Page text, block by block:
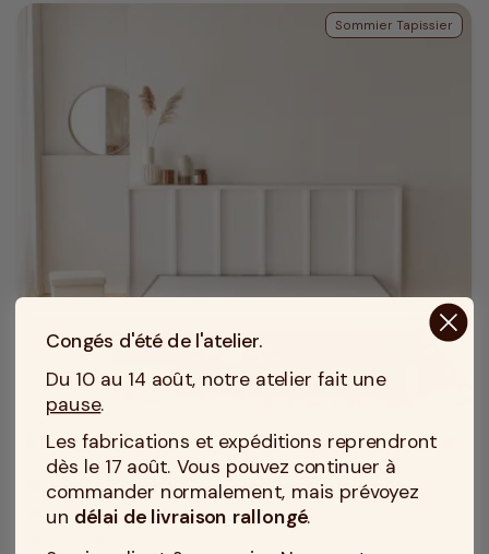
MADE IN TOURCOING
Sommier Tapissier
Sommier 100x200 tapissier déco gris foncé
Epaisseur du sommier : 18 cm
Congés d'été de l'atelier.
Du 10 au 14 août, notre atelier fait une
pause.
Les fabrications et expéditions reprendront
dès le 17 août. Vous pouvez continuer à
commander normalement, mais prévoyez
un délai de livraison rallongé.